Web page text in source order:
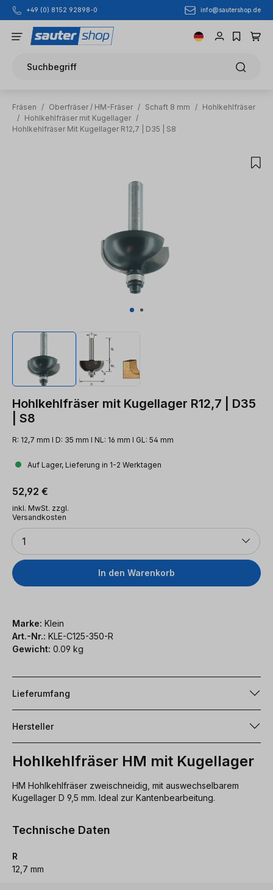
Zum Hauptinhalt springen
+49 (0) 8152 92898-0 info@sautershop.de
Suchbegriff
Fräsen / Oberfräser / HM-Fräser / Schaft 8 mm / Hohlkehlfräser
/ Hohlkehlfräser mit Kugellager /
Hohlkehlfräser Mit Kugellager R12,7 | D35 | S8
Hohlkehlfräser mit Kugellager R12,7 | D35
| S8
R: 12,7 mm l D: 35 mm l NL: 16 mm l GL: 54 mm
Auf Lager, Lieferung in 1-2 Werktagen
Regulärer Preis:
52,92 €
inkl. MwSt. zzgl.
Versandkosten
Anzahl
1
In den Warenkorb
Marke: Klein
Art.-Nr.: KLE-C125-350-R
Gewicht: 0.09 kg
Lieferumfang
Hersteller
Hohlkehlfräser HM mit Kugellager
HM Hohlkehlfräser zweischneidig, mit auswechselbarem
Kugellager D 9,5 mm. Ideal zur Kantenbearbeitung.
Technische Daten
R
12,7 mm